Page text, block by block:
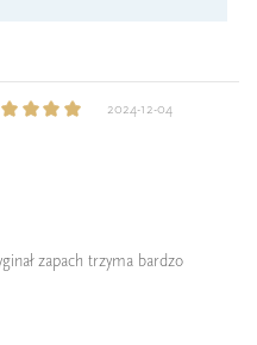
2024-12-04
zapach trzyma bardzo